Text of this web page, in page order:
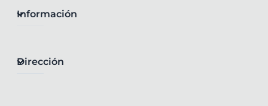
Información
Dirección